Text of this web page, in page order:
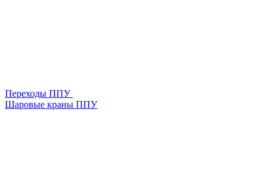
Переходы ППУ
Шаровые краны ППУ